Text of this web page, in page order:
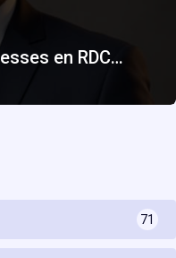
en RDC…
71